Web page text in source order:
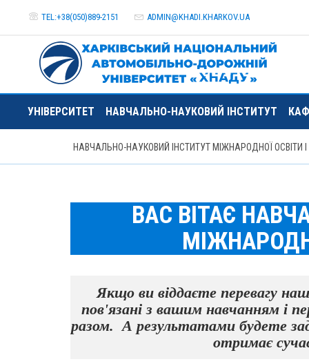
TEL:+38(050)889-2151 ADMIN@KHADI.KHARKOV.UA
УНІВЕРСИТЕТ НАВЧАЛЬНО-НАУКОВИЙ ІНСТИТУТ
НАВЧАЛЬНО-НАУКОВИЙ ІНСТИТУТ МІЖНАРОДНОЇ ОСВІТИ І
ВАС ВІТАЄ
Якщо ви віддаєте перевагу
пов'язані з вашим навчанням і
разом. А результатами будете
отримає